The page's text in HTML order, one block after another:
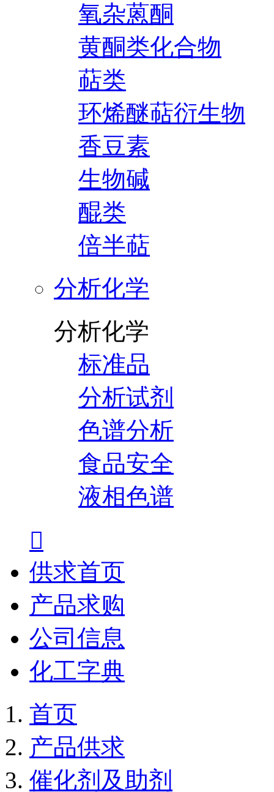
氧杂蒽酮
黄酮类化合物
萜类
环烯醚萜衍生物
香豆素
生物碱
醌类
倍半萜
分析化学
分析化学
标准品
分析试剂
色谱分析
食品安全
液相色谱

供求首页
产品求购
公司信息
化工字典
首页
产品供求
催化剂及助剂